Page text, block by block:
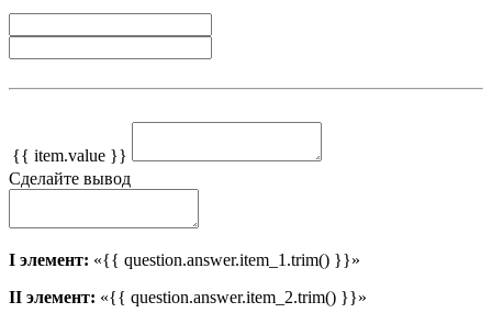
{{ item.value }}
Сделайте вывод
I элемент: «{{ question.answer.item_1.trim() }}»
II элемент: «{{ question.answer.item_2.trim() }}»